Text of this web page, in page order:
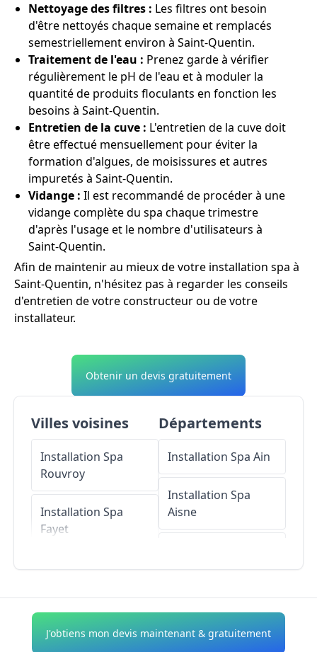
Nettoyage des filtres : Les filtres ont besoin
d'être nettoyés chaque semaine et remplacés
semestriellement environ à Saint-Quentin.
Traitement de l'eau : Prenez garde à vérifier
régulièrement le pH de l'eau et à moduler la
quantité de produits floculants en fonction les
besoins à Saint-Quentin.
Entretien de la cuve : L'entretien de la cuve doit
être effectué mensuellement pour éviter la
formation d'algues, de moisissures et autres
impuretés à Saint-Quentin.
Vidange : Il est recommandé de procéder à une
vidange complète du spa chaque trimestre
d'après l'usage et le nombre d'utilisateurs à
Saint-Quentin.
Afin de maintenir au mieux de votre installation spa à
Saint-Quentin, n'hésitez pas à regarder les conseils
d'entretien de votre constructeur ou de votre
installateur.
Obtenir un devis gratuitement
Villes voisines
Installation Spa
Rouvroy
Installation Spa
Fayet
Installation Spa
Harly
Départements
Installation Spa Ain
Installation Spa
Aisne
Allier
Provence
J'obtiens mon devis maintenant & gratuitement